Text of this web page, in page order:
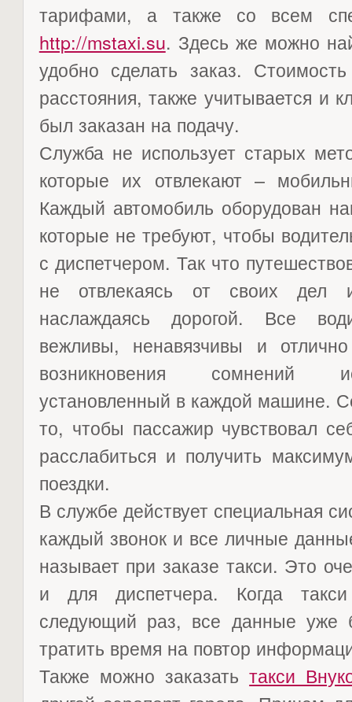
тарифами, а также со всем
http://mstaxi.su. Здесь же можно
удобно сделать заказ.
расстояния, также учитывается и
был заказан на подачу.
Служба не использует старых
которые их отвлекают –
Каждый автомобиль оборудован
которые не требуют, чтобы
с диспетчером. Так что
не отвлекаясь от своих дел
наслаждаясь дорогой. Все
вежливы, ненавязчивы и
возникновения сомнений
установленный в каждой машине.
то, чтобы пассажир чувствовал
расслабиться и получить
поездки.
В службе действует специальная
каждый звонок и все личные
называет при заказе такси. Это
и для диспетчера. Когда
следующий раз, все данные уже
тратить время на повтор
Также можно заказатьтакси